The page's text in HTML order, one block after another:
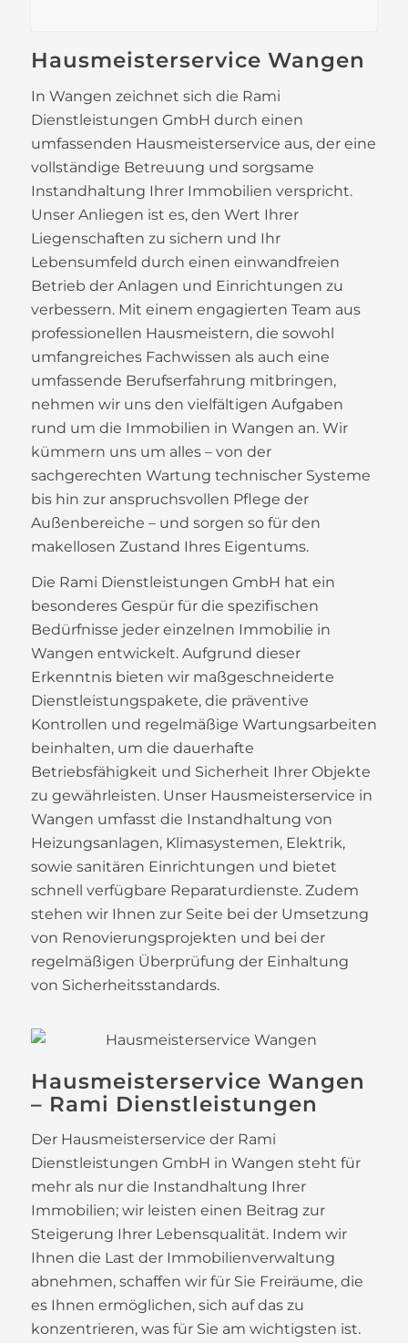
Hausmeisterservice Wangen
In Wangen zeichnet sich die Rami
Dienstleistungen GmbH durch einen
umfassenden Hausmeisterservice aus, der eine
vollständige Betreuung und sorgsame
Instandhaltung Ihrer Immobilien verspricht.
Unser Anliegen ist es, den Wert Ihrer
Liegenschaften zu sichern und Ihr
Lebensumfeld durch einen einwandfreien
Betrieb der Anlagen und Einrichtungen zu
verbessern. Mit einem engagierten Team aus
professionellen Hausmeistern, die sowohl
umfangreiches Fachwissen als auch eine
umfassende Berufserfahrung mitbringen,
nehmen wir uns den vielfältigen Aufgaben
rund um die Immobilien in Wangen an. Wir
kümmern uns um alles – von der
sachgerechten Wartung technischer Systeme
bis hin zur anspruchsvollen Pflege der
Außenbereiche – und sorgen so für den
makellosen Zustand Ihres Eigentums.
Die Rami Dienstleistungen GmbH hat ein
besonderes Gespür für die spezifischen
Bedürfnisse jeder einzelnen Immobilie in
Wangen entwickelt. Aufgrund dieser
Erkenntnis bieten wir maßgeschneiderte
Dienstleistungspakete, die präventive
Kontrollen und regelmäßige Wartungsarbeiten
beinhalten, um die dauerhafte
Betriebsfähigkeit und Sicherheit Ihrer Objekte
zu gewährleisten. Unser Hausmeisterservice in
Wangen umfasst die Instandhaltung von
Heizungsanlagen, Klimasystemen, Elektrik,
sowie sanitären Einrichtungen und bietet
schnell verfügbare Reparaturdienste. Zudem
stehen wir Ihnen zur Seite bei der Umsetzung
von Renovierungsprojekten und bei der
regelmäßigen Überprüfung der Einhaltung
von Sicherheitsstandards.
Hausmeisterservice Wangen
– Rami Dienstleistungen
Der Hausmeisterservice der Rami
Dienstleistungen GmbH in Wangen steht für
mehr als nur die Instandhaltung Ihrer
Immobilien; wir leisten einen Beitrag zur
Steigerung Ihrer Lebensqualität. Indem wir
Ihnen die Last der Immobilienverwaltung
abnehmen, schaffen wir für Sie Freiräume, die
es Ihnen ermöglichen, sich auf das zu
konzentrieren, was für Sie am wichtigsten ist.